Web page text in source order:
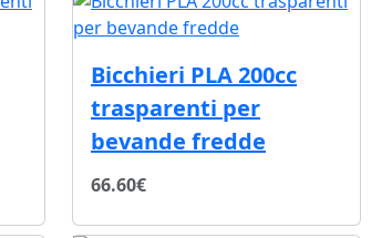
Bicchieri PLA 200cc
trasparenti per
bevande fredde
66.60€